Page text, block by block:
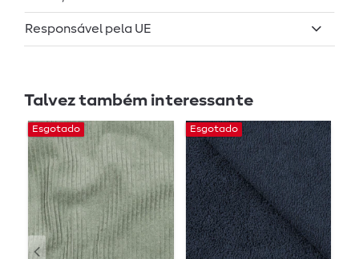
Responsável pela UE
Talvez também interessante
Esgotado Esgotado